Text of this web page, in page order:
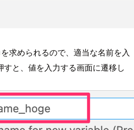
求められるので、適当な名前を入
と、値を入力する画面に遷移し